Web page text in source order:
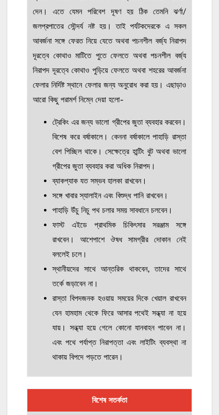
দেন। এতে যেমন পরিবেশ দূষণ হয় ঠিক তেমনি ঝর্ণা/
জলপ্রপাতের সৌন্দর্য নষ্ট হয়। তাই পর্যটকদেরকে এ সকল
আবর্জনা সঙ্গে ফেরত নিয়ে যেতে অথবা পচনশীল বর্জ্য নিরাপদ
দূরত্বে কোথাও মাটিতে পুতে ফেলতে অথবা পচনশীল বর্জ্য
নিরাপদ দূরত্বে কোথাও পুড়িয়ে ফেলতে অথবা শহরের আবর্জনা
ফেলার নির্দিষ্ট স্থানে ফেলার জন্য অনুরোধ করা হয়। এছাড়াও
আরো কিছু পরামর্শ নিম্নে দেয়া হলো-
ট্রেকিং এর জন্য ভালো গ্রীপের জুতা ব্যবহার করবেন।
বিশেষ করে বর্ষাকালে। কেননা বর্ষাকালে পাহাড়ি রাস্তা
বেশ পিচ্ছিল থাকে। সেক্ষেত্রে হান্টিং বুট অথবা ভালো
গ্রীপের জুতা ব্যবহার করা অধিক নিরাপদ।
ব্যাকপ্যাক যত সম্ভব হালকা রাখবেন।
সঙ্গে খাবার স্যালাইন এবং বিশুদ্ধ পানি রাখবেন।
পাহাড়ি উঁচু নিচু পথ চলার সময় সাবধানে চলবেন।
ফাস্ট এইডে প্রাথমিক চিকিৎসার সরঞ্জাম সঙ্গে
রাখবেন। আশেপাশে ঔষধ সামগ্রীর দোকান নেই
বললেই চলে।
স্থানীয়দের সাথে আন্তরিক থাকবেন, তাদের সাথে
তর্কে জড়াবেন না।
রাস্তা বিপদজনক হওয়ায় সময়ের দিকে খেয়াল রাখবেন
যেন হামহাম থেকে ফিরে আসার পথেই সন্ধ্যা না হয়ে
যায়। সন্ধ্যা হয়ে গেলে কোনো যানবাহন পাবেন না।
এবং পথে পর্যাপ্ত নিরাপত্তা এবং লাইটিং ব্যবস্থা না
থাকায় বিপদে পড়তে পারেন।
বিশেষ সতর্কতা